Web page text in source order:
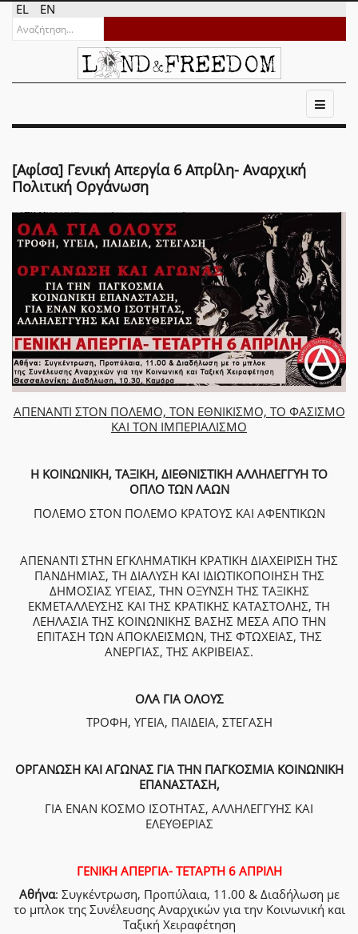
EL EN
[Αφίσα] Γενική Απεργία 6 Απρίλη- Αναρχική
Πολιτική Οργάνωση
ΑΠΕΝΑΝΤΙ ΣΤΟΝ ΠΟΛΕΜΟ, ΤΟΝ ΕΘΝΙΚΙΣΜΟ, ΤΟ ΦΑΣΙΣΜΟ
ΚΑΙ ΤΟΝ ΙΜΠΕΡΙΑΛΙΣΜΟ
Η ΚΟΙΝΩΝΙΚΗ, ΤΑΞΙΚΗ, ΔΙΕΘΝΙΣΤΙΚΗ ΑΛΛΗΛΕΓΓΥΗ ΤΟ
ΟΠΛΟ ΤΩΝ ΛΑΩΝ
ΠΟΛΕΜΟ ΣΤΟΝ ΠΟΛΕΜΟ ΚΡΑΤΟΥΣ ΚΑΙ ΑΦΕΝΤΙΚΩΝ
ΑΠΕΝΑΝΤΙ ΣΤΗΝ ΕΓΚΛΗΜΑΤΙΚΗ ΚΡΑΤΙΚΗ ΔΙΑΧΕΙΡΙΣΗ ΤΗΣ
ΠΑΝΔΗΜΙΑΣ, ΤΗ ΔΙΑΛΥΣΗ ΚΑΙ ΙΔΙΩΤΙΚΟΠΟΙΗΣΗ ΤΗΣ
ΔΗΜΟΣΙΑΣ ΥΓΕΙΑΣ, ΤΗΝ ΟΞΥΝΣΗ ΤΗΣ ΤΑΞΙΚΗΣ
ΕΚΜΕΤΑΛΛΕΥΣΗΣ ΚΑΙ ΤΗΣ ΚΡΑΤΙΚΗΣ ΚΑΤΑΣΤΟΛΗΣ, ΤΗ
ΛΕΗΛΑΣΙΑ ΤΗΣ ΚΟΙΝΩΝΙΚΗΣ ΒΑΣΗΣ ΜΕΣΑ ΑΠΟ ΤΗΝ
ΕΠΙΤΑΣΗ ΤΩΝ ΑΠΟΚΛΕΙΣΜΩΝ, ΤΗΣ ΦΤΩΧΕΙΑΣ, ΤΗΣ
ΑΝΕΡΓΙΑΣ, ΤΗΣ ΑΚΡΙΒΕΙΑΣ.
ΟΛΑ ΓΙΑ ΟΛΟΥΣ
ΤΡΟΦΗ, ΥΓΕΙΑ, ΠΑΙΔΕΙΑ, ΣΤΕΓΑΣΗ
ΟΡΓΑΝΩΣΗ ΚΑΙ ΑΓΩΝΑΣ ΓΙΑ ΤΗΝ ΠΑΓΚΟΣΜΙΑ ΚΟΙΝΩΝΙΚΗ
ΕΠΑΝΑΣΤΑΣΗ,
ΓΙΑ ΕΝΑΝ ΚΟΣΜΟ ΙΣΟΤΗΤΑΣ, ΑΛΛΗΛΕΓΓΥΗΣ ΚΑΙ
ΕΛΕΥΘΕΡΙΑΣ
ΓΕΝΙΚΗ ΑΠΕΡΓΙΑ- ΤΕΤΑΡΤΗ 6 ΑΠΡΙΛΗ
Αθήνα: Συγκέντρωση, Προπύλαια, 11.00 & Διαδήλωση με
το μπλοκ της Συνέλευσης Αναρχικών για την Κοινωνική και
Ταξική Χειραφέτηση